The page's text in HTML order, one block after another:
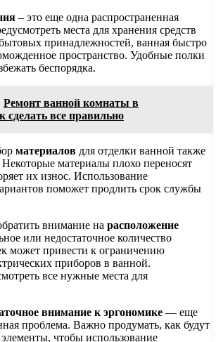
– это еще одна распространенная
места для хранения средств
принадлежностей, ванная быстро
пространство. Удобные полки
беспорядка.
Ремонт ванной комнаты в
сделать все правильно
материалов для отделки ванной также
материалы плохо переносят
их износ. Использование
поможет продлить срок службы
внимание на расположение
или недостаточное количество
может привести к ограничению
приборов в ванной.
все нужные места для
внимание к эргономике — еще
проблема. Важно продумать, как будут
чтобы использование